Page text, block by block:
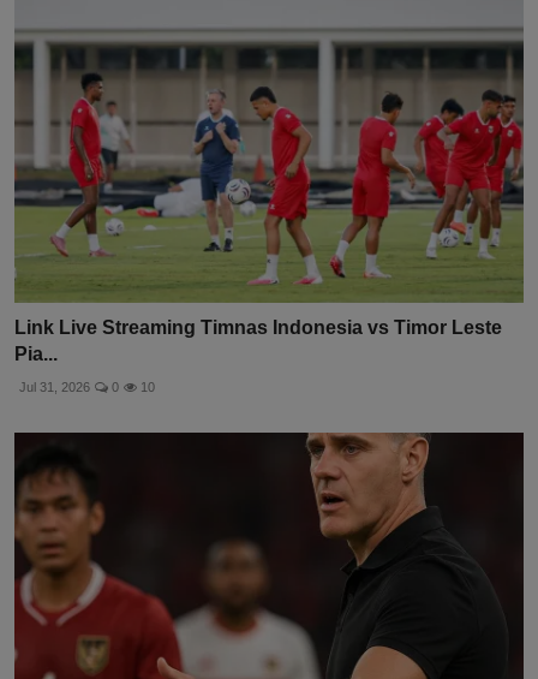
Link Live Streaming Timnas Indonesia vs Timor Leste
Pia...
Jul 31, 2026 0 10